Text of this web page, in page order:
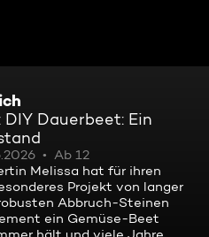
DIY Dauerbeet: Ein
Ab 12
Melissa hat für ihren
Projekt von langer
Abbruch-Steinen
ein Gemüse-Beet